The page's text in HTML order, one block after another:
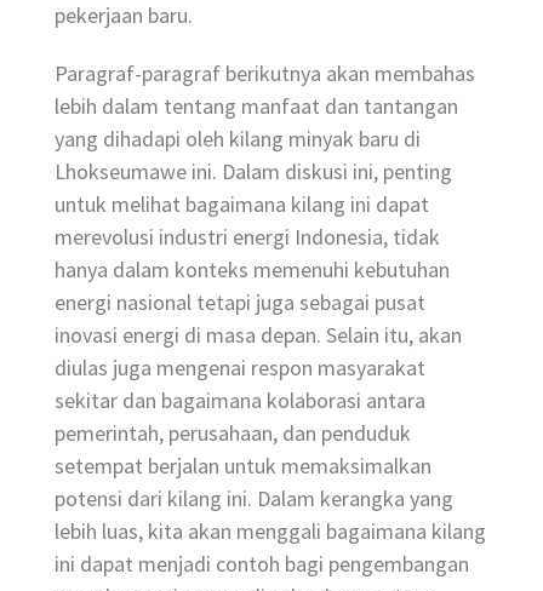
pekerjaan baru.
Paragraf-paragraf berikutnya akan membahas
lebih dalam tentang manfaat dan tantangan
yang dihadapi oleh kilang minyak baru di
Lhokseumawe ini. Dalam diskusi ini, penting
untuk melihat bagaimana kilang ini dapat
merevolusi industri energi Indonesia, tidak
hanya dalam konteks memenuhi kebutuhan
energi nasional tetapi juga sebagai pusat
inovasi energi di masa depan. Selain itu, akan
diulas juga mengenai respon masyarakat
sekitar dan bagaimana kolaborasi antara
pemerintah, perusahaan, dan penduduk
setempat berjalan untuk memaksimalkan
potensi dari kilang ini. Dalam kerangka yang
lebih luas, kita akan menggali bagaimana kilang
ini dapat menjadi contoh bagi pengembangan